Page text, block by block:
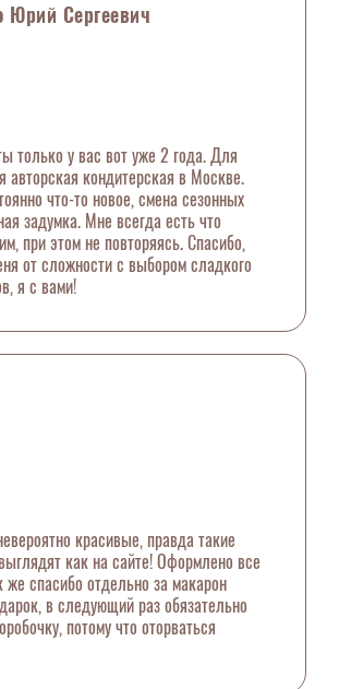
Юрий Сергеевич
только у вас вот уже 2 года. Для
авторская кондитерская в Москве.
что-то новое, смена сезонных
задумка. Мне всегда есть что
при этом не повторяясь. Спасибо,
от сложности с выбором сладкого
я с вами!
красивые, правда такие
как на сайте! Оформлено все
же спасибо отдельно за макарон
в следующий раз обязательно
потому что оторваться